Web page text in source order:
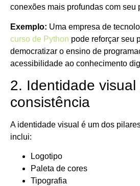
conexões mais profundas com seu
Exemplo: Uma empresa de
curso de Python pode reforçar seu
democratizar o ensino de
acessibilidade ao conhecimento
2. Identidade visual
consistência
A identidade visual é um dos
inclui:
Logotipo
Paleta de cores
Tipografia